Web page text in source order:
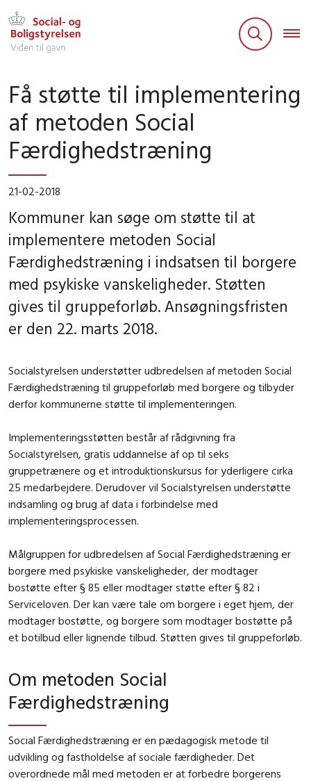
Få støtte til implementering
af metoden Social
Færdighedstræning
21-02-2018
Kommuner kan søge om støtte til at
implementere metoden Social
Færdighedstræning i indsatsen til borgere
med psykiske vanskeligheder. Støtten
gives til gruppeforløb. Ansøgningsfristen
er den 22. marts 2018.
Socialstyrelsen understøtter udbredelsen af metoden Social
Færdighedstræning til gruppeforløb med borgere og tilbyder
derfor kommunerne støtte til implementeringen.
Implementeringsstøtten består af rådgivning fra
Socialstyrelsen, gratis uddannelse af op til seks
gruppetrænere og et introduktionskursus for yderligere cirka
25 medarbejdere. Derudover vil Socialstyrelsen understøtte
indsamling og brug af data i forbindelse med
implementeringsprocessen.
Målgruppen for udbredelsen af Social Færdighedstræning er
borgere med psykiske vanskeligheder, der modtager
bostøtte efter § 85 eller modtager støtte efter § 82 i
Serviceloven. Der kan være tale om borgere i eget hjem, der
modtager bostøtte, og borgere som modtager bostøtte på
et botilbud eller lignende tilbud. Støtten gives til gruppeforløb.
Om metoden Social
Færdighedstræning
Social Færdighedstræning er en pædagogisk metode til
udvikling og fastholdelse af sociale færdigheder. Det
overordnede mål med metoden er at forbedre borgerens